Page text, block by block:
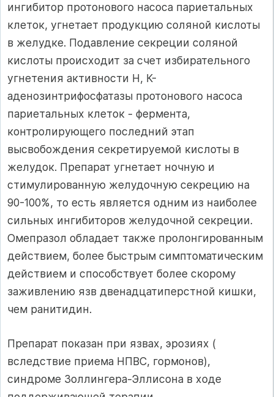
ингибитор протонового насоса париетальных
клеток, угнетает продукцию соляной кислоты
в желудке. Подавление секреции соляной
кислоты происходит за счет избирательного
угнетения активности Н, К-
аденозинтрифосфатазы протонового насоса
париетальных клеток - фермента,
контролирующего последний этап
высвобождения секретируемой кислоты в
желудок. Препарат угнетает ночную и
стимулированную желудочную секрецию на
90-100%, то есть является одним из наиболее
сильных ингибиторов желудочной секреции.
Омепразол обладает также пролонгированным
действием, более быстрым симптоматическим
действием и способствует более скорому
заживлению язв двенадцатиперстной кишки,
чем ранитидин.
Препарат показан при язвах, эрозиях (
вследствие приема НПВС, гормонов),
синдроме Золлингера-Эллисона в ходе